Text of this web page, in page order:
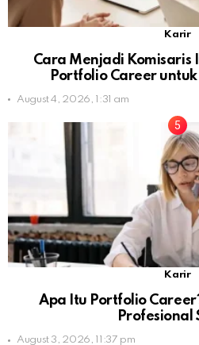
Karir
Cara Menjadi Komisaris
Portfolio Career
August 4, 2026, 1:31 am
Karir
Apa Itu Portfolio
Profesional
August 3, 2026, 11:37 pm